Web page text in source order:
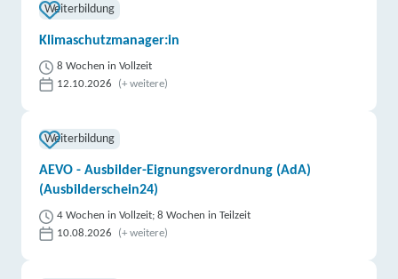
Weiterbildung
Klimaschutzmanager:in
8 Wochen in Vollzeit
12.10.2026
(+ weitere)
Weiterbildung
AEVO - Ausbilder-Eignungsverordnung (AdA)
(Ausbilderschein24)
4 Wochen in Vollzeit; 8 Wochen in Teilzeit
10.08.2026
(+ weitere)